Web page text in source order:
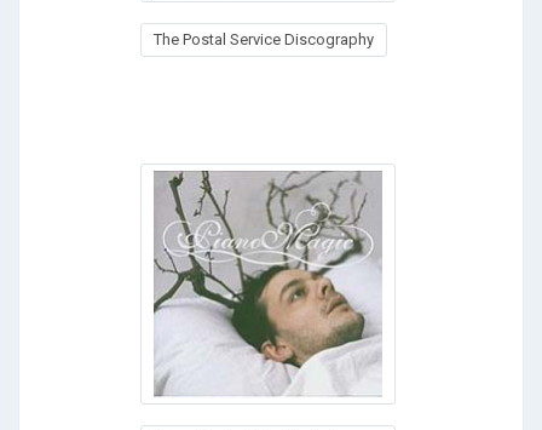
The Postal Service Discography